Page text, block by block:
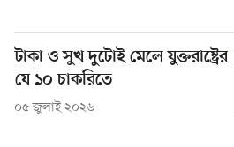
টাকা ও সুখ দুটোই মেলে যুক্তরাষ্ট্রের
যে ১০ চাকরিতে
০৫ জুলাই ২০২৬